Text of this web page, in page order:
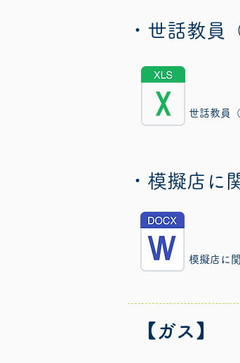
・世話教員
世話教員
・模擬店に
模擬店に
【ガス】